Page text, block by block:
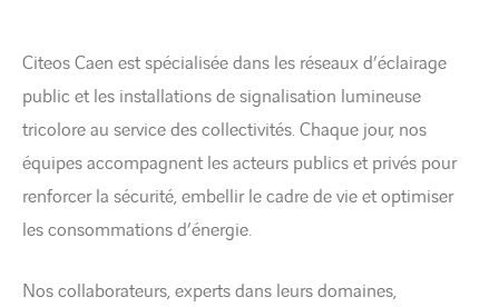
Citeos Caen est spécialisée dans les réseaux d’éclairage
public et les installations de signalisation lumineuse
tricolore au service des collectivités. Chaque jour, nos
équipes accompagnent les acteurs publics et privés pour
renforcer la sécurité, embellir le cadre de vie et optimiser
les consommations d’énergie.
Nos collaborateurs, experts dans leurs domaines,